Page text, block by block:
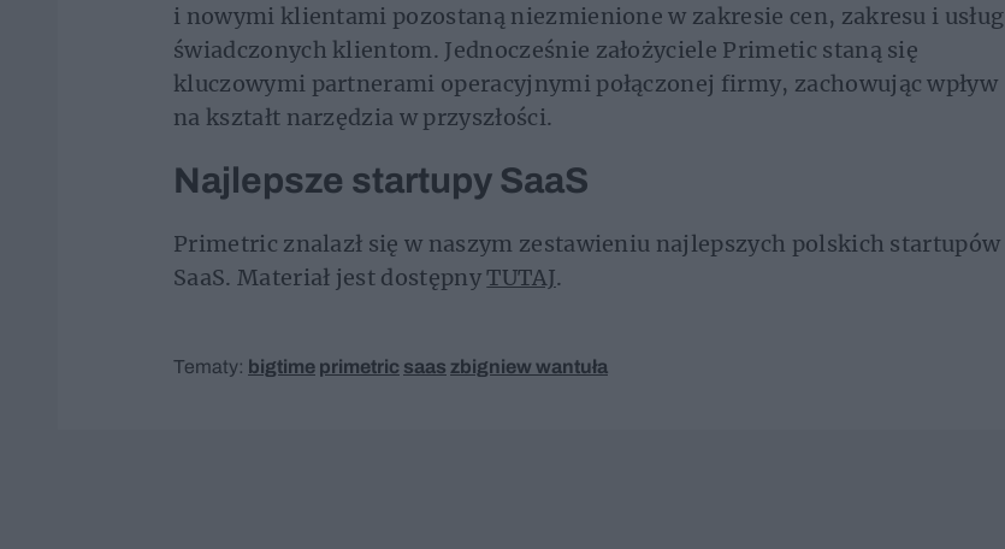
i nowymi klientami pozostaną niezmienione w zakresie cen, zakresu i usług
świadczonych klientom. Jednocześnie założyciele Primetic staną się
kluczowymi partnerami operacyjnymi połączonej firmy, zachowując wpływ
na kształt narzędzia w przyszłości.
Najlepsze startupy SaaS
Primetric znalazł się w naszym zestawieniu najlepszych polskich startupów
SaaS. Materiał jest dostępnyTUTAJ.
Tematy: bigtime primetric saas zbigniew wantuła